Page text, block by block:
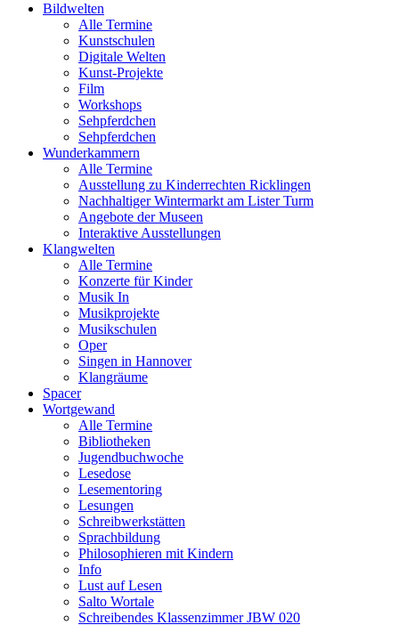
Bildwelten
Alle Termine
Kunstschulen
Digitale Welten
Kunst-Projekte
Film
Workshops
Sehpferdchen
Sehpferdchen
Wunderkammern
Alle Termine
Ausstellung zu Kinderrechten Ricklingen
Nachhaltiger Wintermarkt am Lister Turm
Angebote der Museen
Interaktive Ausstellungen
Klangwelten
Alle Termine
Konzerte für Kinder
Musik In
Musikprojekte
Musikschulen
Oper
Singen in Hannover
Klangräume
Spacer
Wortgewand
Alle Termine
Bibliotheken
Jugendbuchwoche
Lesedose
Lesementoring
Lesungen
Schreibwerkstätten
Sprachbildung
Philosophieren mit Kindern
Info
Lust auf Lesen
Salto Wortale
Schreibendes Klassenzimmer JBW 020